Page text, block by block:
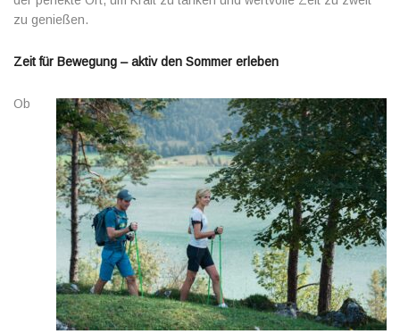
zu genießen.
Zeit für Bewegung – aktiv den Sommer erleben
Ob